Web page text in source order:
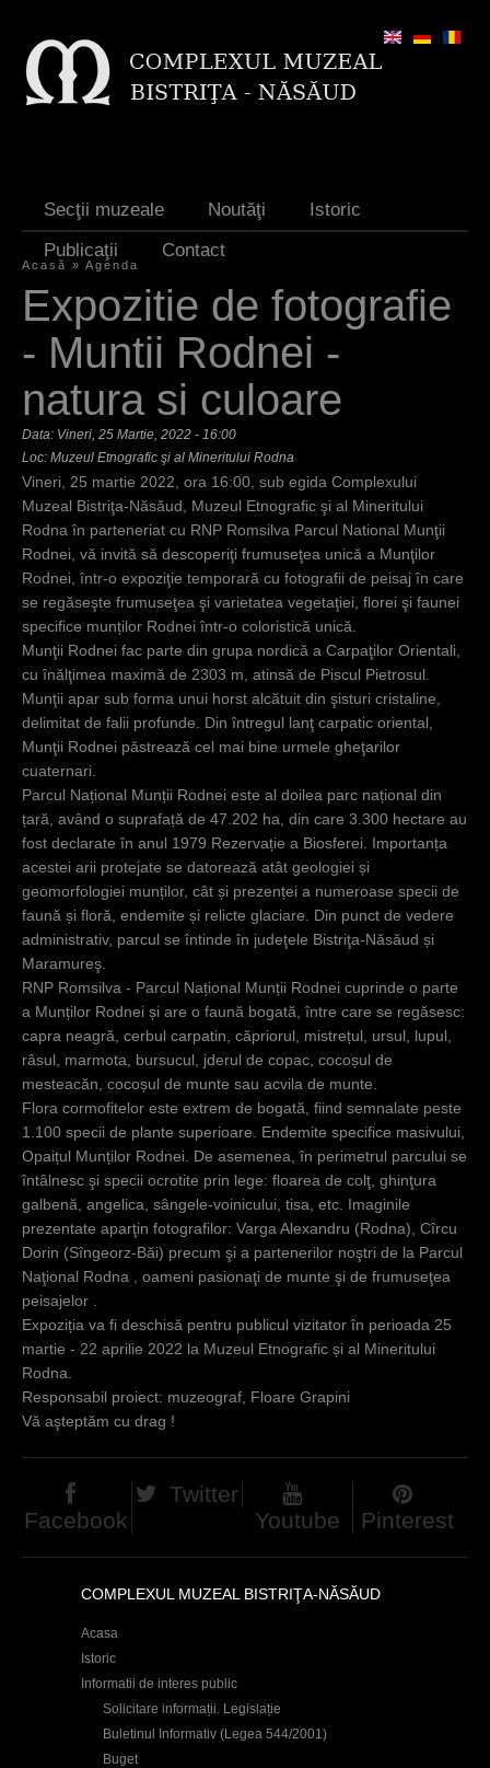
Secţii muzeale Noutăţi
Istoric
Publicaţii
Contact
E
a
i
c
i
Acasă » Agenda
Expozitie de fotografie
- Muntii Rodnei -
natura si culoare
Data: Vineri, 25 Martie, 2022 - 16:00
Loc: Muzeul Etnografic şi al Mineritului Rodna
Vineri, 25 martie 2022, ora 16:00, sub egida Complexului
Muzeal Bistriţa-Năsăud, Muzeul Etnografic şi al Mineritului
Rodna în parteneriat cu RNP Romsilva Parcul National Munţii
Rodnei, vă invită să descoperiţi frumuseţea unică a Munţilor
Rodnei, într-o expoziţie temporară cu fotografii de peisaj în care
se regăseşte frumuseţea şi varietatea vegetaţiei, florei şi faunei
specifice munților Rodnei într-o coloristică unică.
Munţii Rodnei fac parte din grupa nordică a Carpaţilor Orientali,
cu înălţimea maximă de 2303 m, atinsă de Piscul Pietrosul.
Munţii apar sub forma unui horst alcătuit din şisturi cristaline,
delimitat de falii profunde. Din întregul lanţ carpatic oriental,
Munţii Rodnei păstrează cel mai bine urmele gheţarilor
cuaternari.
Parcul Național Munții Rodnei este al doilea parc național din
țară, având o suprafață de 47.202 ha, din care 3.300 hectare au
fost declarate în anul 1979 Rezervație a Biosferei. Importanța
acestei arii protejate se datorează atât geologiei și
geomorfologiei munților, cât și prezenței a numeroase specii de
faună și floră, endemite și relicte glaciare. Din punct de vedere
administrativ, parcul se întinde în judeţele Bistriţa-Năsăud și
Maramureş.
RNP Romsilva - Parcul Național Munții Rodnei cuprinde o parte
a Munților Rodnei și are o faună bogată, între care se regăsesc:
capra neagră, cerbul carpatin, căpriorul, mistrețul, ursul, lupul,
râsul, marmota, bursucul, jderul de copac, cocoșul de
mesteacăn, cocoșul de munte sau acvila de munte.
Flora cormofitelor este extrem de bogată, fiind semnalate peste
1.100 specii de plante superioare. Endemite specifice masivului,
Opaițul Munților Rodnei. De asemenea, în perimetrul parcului se
întâlnesc şi specii ocrotite prin lege: floarea de colţ, ghinţura
galbenă, angelica, sângele-voinicului, tisa, etc. Imaginile
prezentate aparţin fotografilor: Varga Alexandru (Rodna), Cîrcu
Dorin (Sîngeorz-Băi) precum şi a partenerilor noştri de la Parcul
Naţional Rodna , oameni pasionaţi de munte şi de frumuseţea
peisajelor .
Expoziția va fi deschisă pentru publicul vizitator în perioada 25
martie - 22 aprilie 2022 la Muzeul Etnografic și al Mineritului
Rodna.
Responsabil proiect: muzeograf, Floare Grapini
Vă aşteptăm cu drag !
Facebook
Twitter
Youtube
Pinterest
COMPLEXUL MUZEAL BISTRIŢA-NĂSĂUD
Acasa
Istoric
Informatii de interes public
Solicitare informații. Legislație
Buletinul Informativ (Legea 544/2001)
Buget